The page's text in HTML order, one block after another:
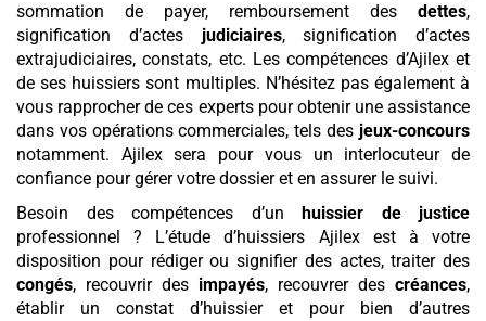
sommation de payer, remboursement des dettes,
signification d’actes judiciaires, signification d’actes
extrajudiciaires, constats, etc. Les compétences d’Ajilex et
de ses huissiers sont multiples. N’hésitez pas également à
vous rapprocher de ces experts pour obtenir une assistance
dans vos opérations commerciales, tels des jeux-concours
notamment. Ajilex sera pour vous un interlocuteur de
confiance pour gérer votre dossier et en assurer le suivi.
Besoin des compétences d’un
huissier de justice
professionnel ? L’étude d’huissiers Ajilex est à votre
disposition pour rédiger ou signifier des actes, traiter des
congés, recouvrir des impayés, recouvrer des créances,
établir un constat d’huissier et pour bien d’autres